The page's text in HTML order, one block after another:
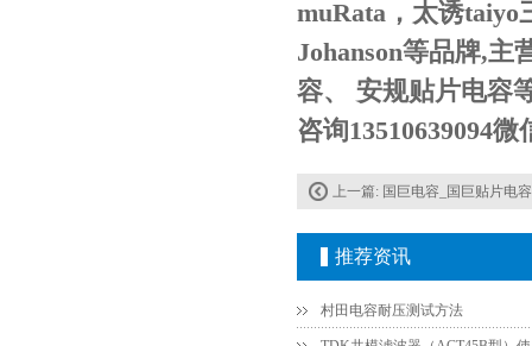
muRata，太诱taiyo
Johanson等品牌,主
容、 安规贴片电容
咨询13510639094微
上一篇: 国巨电容_国巨贴片电
推荐资讯
村田电容耐压测试方法